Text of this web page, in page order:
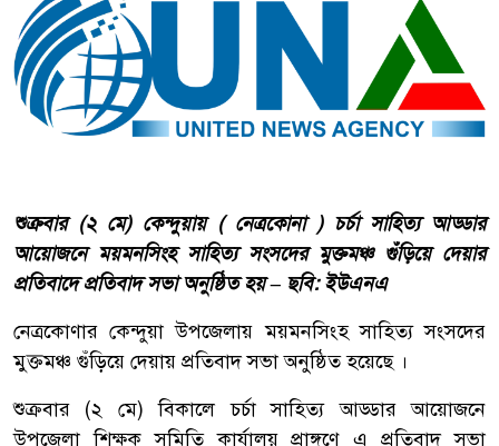
শুক্রবার (২ মে) কেন্দুয়ায় ( নেত্রকোনা ) চর্চা সাহিত্য আড্ডার
আয়োজনে ময়মনসিংহ সাহিত্য সংসদের মুক্তমঞ্চ গুঁড়িয়ে দেয়ার
প্রতিবাদে প্রতিবাদ সভা অনুষ্ঠিত হয় – ছবি: ইউএনএ
নেত্রকোণার কেন্দুয়া উপজেলায় ময়মনসিংহ সাহিত্য সংসদের
মুক্তমঞ্চ গুঁড়িয়ে দেয়ায় প্রতিবাদ সভা অনুষ্ঠিত হয়েছে ।
শুক্রবার (২ মে) বিকালে চর্চা সাহিত্য আড্ডার আয়োজনে
উপজেলা শিক্ষক সমিতি কার্যালয় প্রাঙ্গণে এ প্রতিবাদ সভা